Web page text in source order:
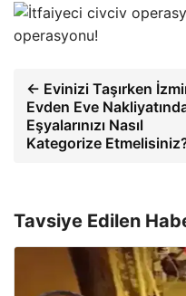
operasyonu!
← Evinizi Taşırken
Evden Eve
Eşyalarınızı Nasıl
Kategorize
Tavsiye Edilen